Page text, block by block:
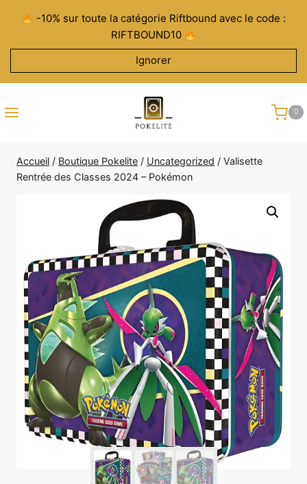
contenu
-10% sur toute la catégorie Riftbound avec le code :
RIFTBOUND10
Ignorer
0
Accueil / Boutique Pokelite / Uncategorized / Valisette
Rentrée des Classes 2024 – Pokémon